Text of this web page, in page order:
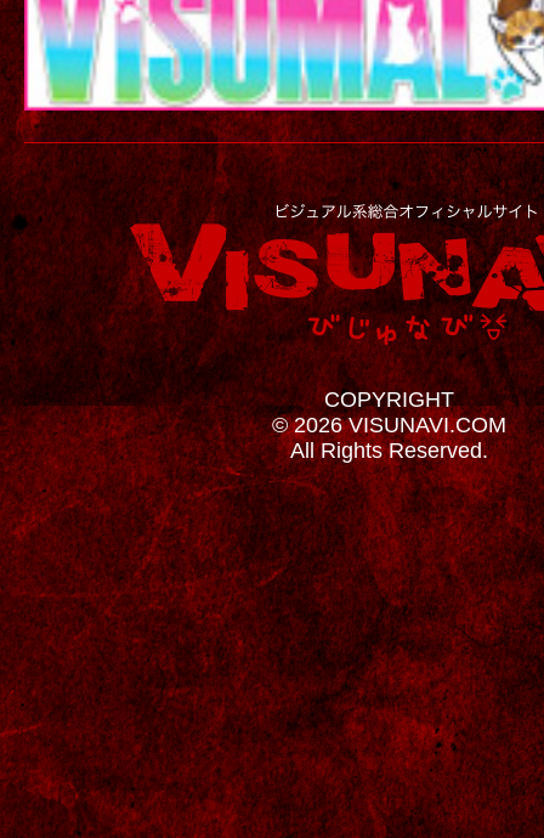
COPYRIGHT
© 2026 VISUNAVI.COM
All Rights Reserved.